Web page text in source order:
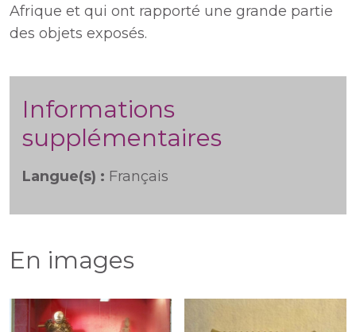
Afrique et qui ont rapporté une grande partie
des objets exposés.
Informations
supplémentaires
Langue(s) : Français
En images